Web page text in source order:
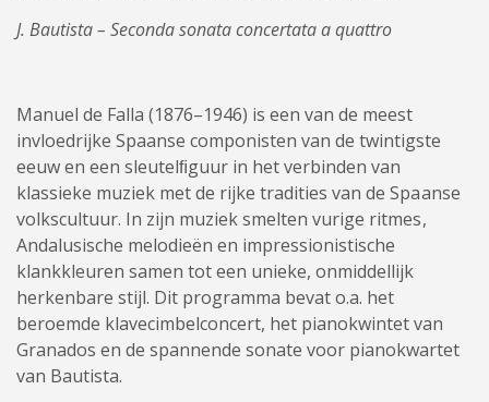
J. Bautista – Seconda sonata concertata a quattro
Manuel de Falla (1876–1946) is een van de meest
invloedrijke Spaanse componisten van de twintigste
eeuw en een sleutelﬁguur in het verbinden van
klassieke muziek met de rijke tradities van de Spaanse
volkscultuur. In zijn muziek smelten vurige ritmes,
Andalusische melodieën en impressionistische
klankkleuren samen tot een unieke, onmiddellijk
herkenbare stijl. Dit programma bevat o.a. het
beroemde klavecimbelconcert, het pianokwintet van
Granados en de spannende sonate voor pianokwartet
van Bautista.